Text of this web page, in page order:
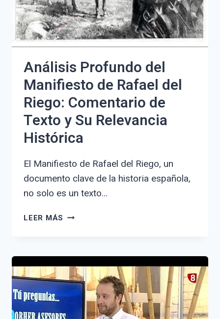
GUÍA
COMPLETA
Análisis Profundo del
Manifiesto de Rafael del
Riego: Comentario de
Texto y Su Relevancia
Histórica
El Manifiesto de Rafael del Riego, un
documento clave de la historia española,
no solo es un texto…
LEER MÁS ANÁLISIS
RAFAEL
DEL
RIEGO:
COMENTARIO